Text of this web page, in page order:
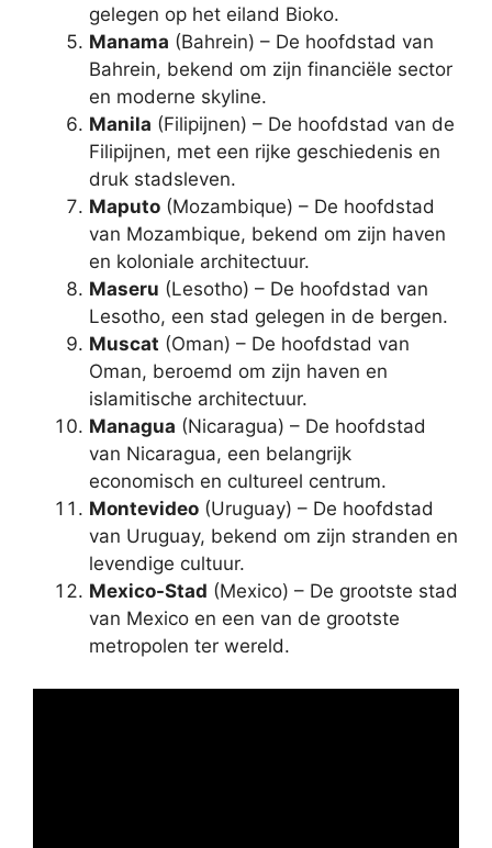
gelegen op het eiland Bioko.
Manama (Bahrein) – De hoofdstad van
Bahrein, bekend om zijn financiële sector
en moderne skyline.
Manila (Filipijnen) – De hoofdstad van de
Filipijnen, met een rijke geschiedenis en
druk stadsleven.
Maputo (Mozambique) – De hoofdstad
van Mozambique, bekend om zijn haven
en koloniale architectuur.
Maseru (Lesotho) – De hoofdstad van
Lesotho, een stad gelegen in de bergen.
Muscat (Oman) – De hoofdstad van
Oman, beroemd om zijn haven en
islamitische architectuur.
Managua (Nicaragua) – De hoofdstad
van Nicaragua, een belangrijk
economisch en cultureel centrum.
Montevideo (Uruguay) – De hoofdstad
van Uruguay, bekend om zijn stranden en
levendige cultuur.
Mexico-Stad (Mexico) – De grootste stad
van Mexico en een van de grootste
metropolen ter wereld.